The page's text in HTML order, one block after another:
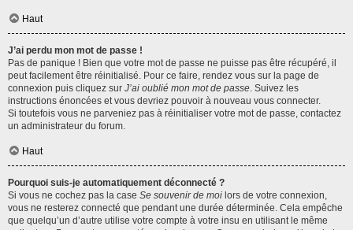
Haut
J’ai perdu mon mot de passe !
Pas de panique ! Bien que votre mot de passe ne puisse pas être récupéré, il
peut facilement être réinitialisé. Pour ce faire, rendez vous sur la page de
connexion puis cliquez sur J’ai oublié mon mot de passe. Suivez les
instructions énoncées et vous devriez pouvoir à nouveau vous connecter.
Si toutefois vous ne parveniez pas à réinitialiser votre mot de passe, contactez
un administrateur du forum.
Haut
Pourquoi suis-je automatiquement déconnecté ?
Si vous ne cochez pas la case Se souvenir de moi lors de votre connexion,
vous ne resterez connecté que pendant une durée déterminée. Cela empêche
que quelqu’un d’autre utilise votre compte à votre insu en utilisant le même